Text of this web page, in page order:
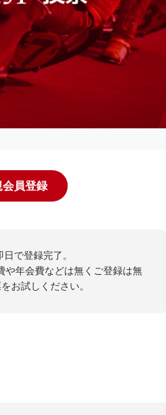
会員登録
で登録完了。
や年会費などは無くご登録は無
お試しください。